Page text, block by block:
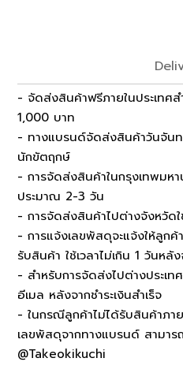
- จัดส่งสินค้าฟรีภายในประเทศ
1,000 บาท
- ทางแบรนด์จัดส่งสินค้าวันจัน
นักขัตฤกษ์
- การจัดส่งสินค้าในกรุงเทพมหา
ประมาณ 2-3 วัน
- การจัดส่งสินค้าไปต่างจังหวัดใ
- การแจ้งเลขพัสดุจะแจ้งให้ลูก
รับสินค้า ใช้เวลาไม่เกิน 1 วันหลัง
- สำหรับการจัดส่งไปต่างประเ
อีเมล หลังจากชำระเงินสำเร็จ
- ในกรณีลูกค้าไม่ได้รับสินค้าภา
เลขพัสดุจากทางแบรนด์ สามา
@Takeokikuchi